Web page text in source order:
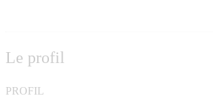
Le profil
PROFIL